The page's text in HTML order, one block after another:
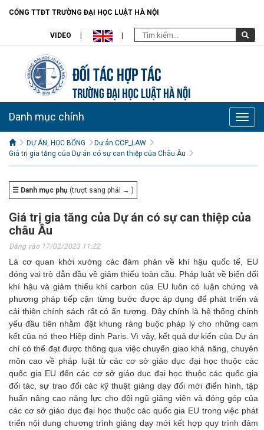
CỔNG TTĐT TRƯỜNG ĐẠI HỌC LUẬT HÀ NỘI
VIDEO
Đối tác hợp tác
TRƯỜNG ĐẠI HỌC LUẬT HÀ NỘI
Toggle
Danh mục chính
DỰ ÁN, HỌC BỔNG
Dự án CCP_LAW
Giá trị gia tăng của Dự án có sự can thiệp của Châu Âu
☰ Danh mục phụ (trượt sang phải → )
Giá trị gia tăng của Dự án có sự can thiệp của
châu Âu
Đăng vào 17/02/2023 11:22
Là cơ quan khởi xướng các đàm phán về khí hậu quốc tế, EU
đóng vai trò dẫn đầu về giảm thiểu toàn cầu. Pháp luật về biến đổi
khí hậu và giảm thiểu khí carbon của EU luôn có luận chứng và
phương pháp tiếp cận từng bước được áp dụng để phát triển và
cải thiện chính sách rất có ấn tượng. Đây chính là hệ thống chính
yếu đầu tiên nhằm đặt khung ràng buộc pháp lý cho những cam
kết của nó theo Hiệp định Paris. Vì vậy, kết quả dự kiến của Dự án
chỉ có thể đạt được thông qua việc chuyển giao khả năng, chuyên
môn cao về pháp luật từ các cơ sở giáo dục đại học thuộc các
quốc gia EU đến các cơ sở giáo dục đại học thuộc các quốc gia
đối tác, sự trao đổi các kỹ thuật giảng dạy đổi mới điển hình, tập
huấn nâng cao năng lực cho đội ngũ giảng viên và đóng góp của
các cơ sở giáo dục đại học thuộc các quốc gia EU trong việc phát
triển nội dung chương trình giảng dạy mới kết hợp quy trình đảm